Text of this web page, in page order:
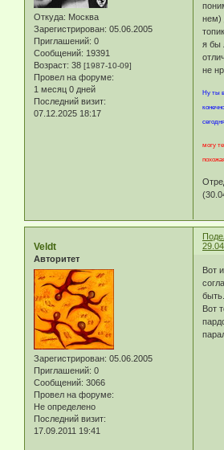
Откуда: Москва
Зарегистрирован: 05.06.2005
Приглашений: 0
Сообщений: 19391
Возраст: 38 [1987-10-09]
Провел на форуме:
1 месяц 0 дней
Последний визит:
07.12.2025 18:17
нем)
я бы
не
Ну ты
могу
Veldt
Авторитет
Зарегистрирован: 05.06.2005
Приглашений: 0
Сообщений: 3066
Провел на форуме:
Не определено
Последний визит:
17.09.2011 19:41
Вот
быть.
Вот